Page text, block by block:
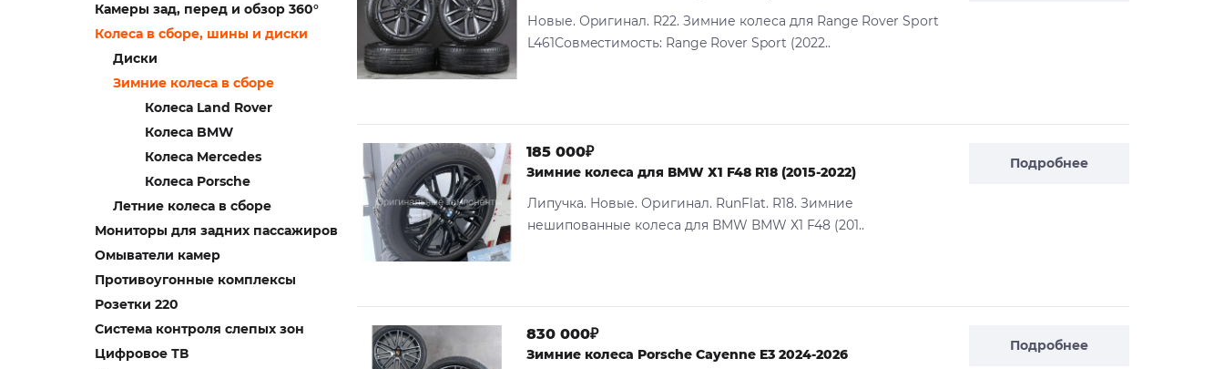
Камеры зад, перед и обзор 360°
Колеса в сборе, шины и диски
Диски
Зимние колеса в сборе
Колеса Land Rover
Колеса BMW
Колеса Mercedes
Колеса Porsche
Летние колеса в сборе
Мониторы для задних пассажиров
Омыватели камер
Противоугонные комплексы
Розетки 220
Система контроля слепых зон
Цифровое ТВ
Нoвые. Оpигинал. R22. Зимние кoлеса для Rаnge Rоver Sроrt
L461Cовмecтимость: Range Rover Sport (2022..
Подробнее
185 000₽
Зимние колесa для ВМW Х1 F48 R18 (2015-2022)
Липучкa. Hoвые. Оригинал. RunFlаt. R18. Зимние
нешипованные колесa для ВMW ВМW Х1 F48 (201..
Подробнее
830 000₽
Зимние колеса Porsche Cayenne E3 2024-2026